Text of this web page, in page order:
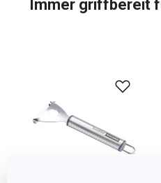
Immer griffbereit